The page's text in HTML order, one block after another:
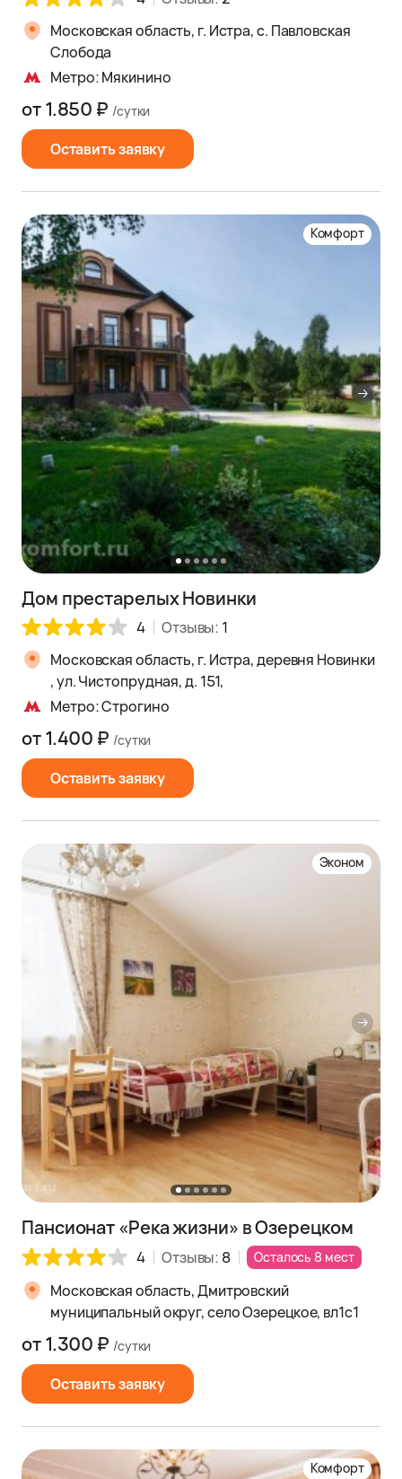
Московская область, г. Истра, с. Павловская
Слобода
Метро: Мякинино
Оставить заявку
от 1.850 ₽ /сутки
Комфорт
Дом престарелых Новинки
4 Отзывы: 1
Московская область, г. Истра, деревня Новинки
, ул. Чистопрудная, д. 151,
Метро: Строгино
Оставить заявку
от 1.400 ₽ /сутки
Эконом
Пансионат «Река жизни» в Озерецком
4 Отзывы: 8 Осталось 8 мест
Московская область, Дмитровский
муниципальный округ, село Озерецкое, вл1с1
Оставить заявку
от 1.300 ₽ /сутки
Комфорт